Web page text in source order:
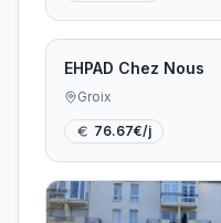
EHPAD Chez Nous
Groix
76.67€/j